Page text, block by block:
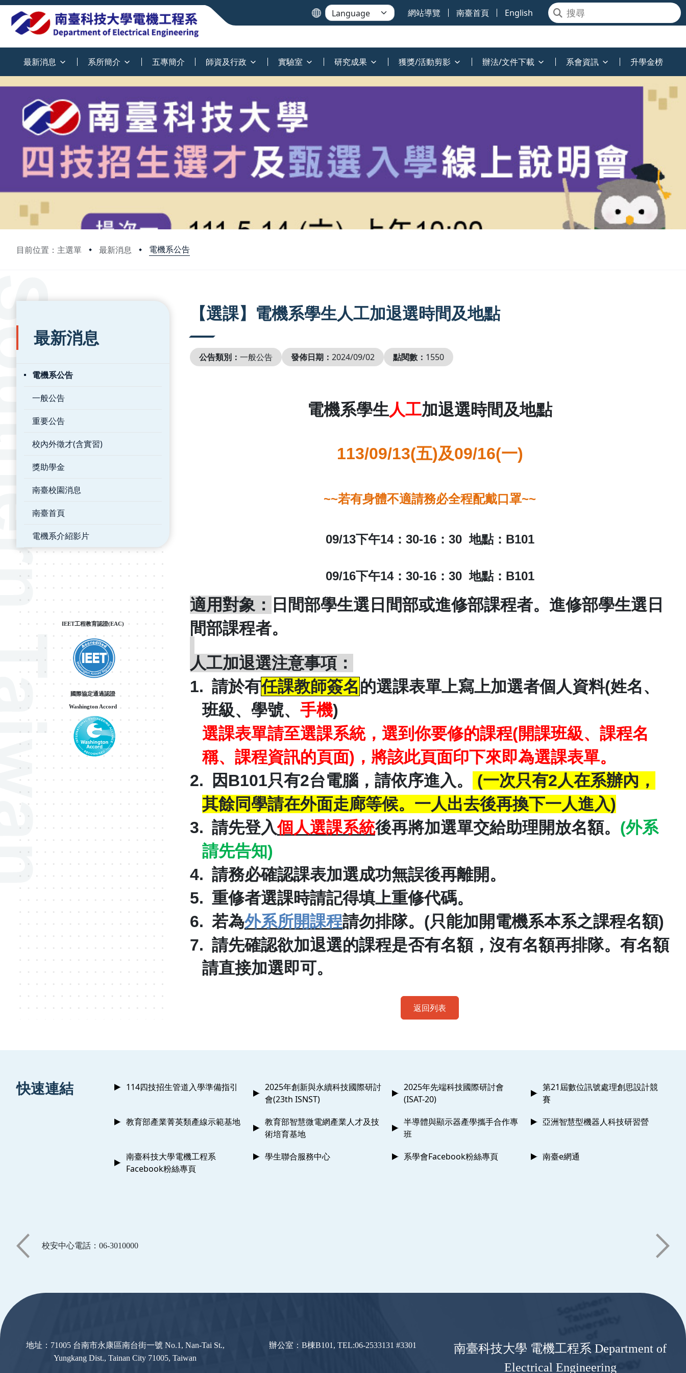
網站導覽 南臺首頁 English
最新消息 系所簡介 五專簡介 師資及行政 實驗室 研究成果 獲獎/活動剪影 辦法/文件下載 系會資訊 升學金榜
目前位置：主選單 最新消息 電機系公告
:::
最新消息
電機系公告
一般公告
重要公告
校內外徵才(含實習)
獎助學金
南臺校園消息
南臺首頁
電機系介紹影片
IEET工程教育認證(EAC)
國際協定通過認證
Washington Accord
【選課】電機系學生人工加退選時間及地點
公告類別： 一般公告 發佈日期： 2024/09/02 點閱數： 1550
電機系學生人工加退選時間及地點
113/09/13(五)及09/16(一)
~~若有身體不適請務必全程配戴口罩~~
09/13下午14： 30-16： 30 地點： B101
09/16下午14： 30-16： 30 地點： B101
適用對象： 日間部學生選日間部或進修部課程者。進修部學生選日
間部課程者。
人工加退選注意事項：
1. 請於有任課教師簽名的選課表單上寫上加選者個人資料(姓名、
班級、學號、 手機)
選課表單請至選課系統，選到你要修的課程(開課班級、課程名
稱、課程資訊的頁面) ，將該此頁面印下來即為選課表單。
2.
因B101只有2台電腦，請依序進入。 (一次只有2人在系辦內，
其餘同學請在外面走廊等候。一人出去後再換下一人進入)
3. 請先登入個人選課系統後再將加選單交給助理開放名額。 (外系
請先告知)
4. 請務必確認課表加選成功無誤後再離開。
5. 重修者選課時請記得填上重修代碼。
6. 若為外系所開課程請勿排隊。 (只能加開電機系本系之課程名額)
7. 請先確認欲加退選的課程是否有名額，沒有名額再排隊。有名額
請直接加選即可。
返回列表
快速連結 114四技招生管道入學準備指引
2025年創新與永續科技國際研討
會(23th ISNST)
2025年先端科技國際研討會
(ISAT-20)
第21屆數位訊號處理創思設計競
賽
教育部產業菁英類產線示範基地
教育部智慧微電網產業人才及技
術培育基地
半導體與顯示器產學攜手合作專
班
亞洲智慧型機器人科技研習營
南臺科技大學電機工程系
Facebook粉絲專頁
學生聯合服務中心 系學會Facebook粉絲專頁 南臺e網通
校安中心電話：06-3010000
南臺科技大學 電機工程系 Department of
Electrical Engineering
地址：71005 台南市永康區南台街一號 No.1, Nan-Tai St.,
Yungkang Dist., Tainan City 71005, Taiwan
辦公室：B棟B101, TEL:06-2533131 #3301